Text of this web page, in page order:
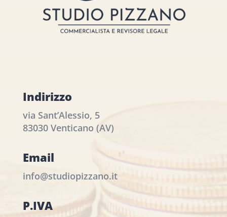
Indirizzo
via Sant’Alessio, 5
83030 Venticano (AV)
Email
info@studiopizzano.it
P.IVA